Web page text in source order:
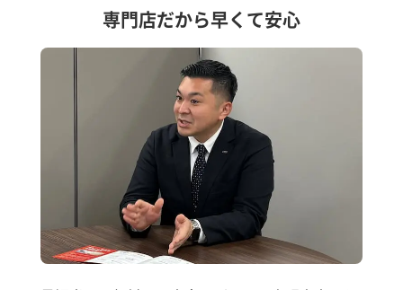
専門店だから早くて安心